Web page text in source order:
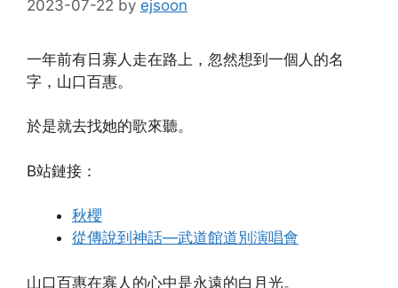
2023-07-22 by ejsoon
一年前有日寡人走在路上，忽然想到一個人的名
字，山口百惠。
於是就去找她的歌來聽。
B站鏈接：
秋櫻
從傳說到神話—武道館道別演唱會
山口百惠在寡人的心中是永遠的白月光。